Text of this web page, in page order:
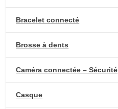
Bracelet connecté
Brosse à dents
Caméra connectée – Sécurité
Casque